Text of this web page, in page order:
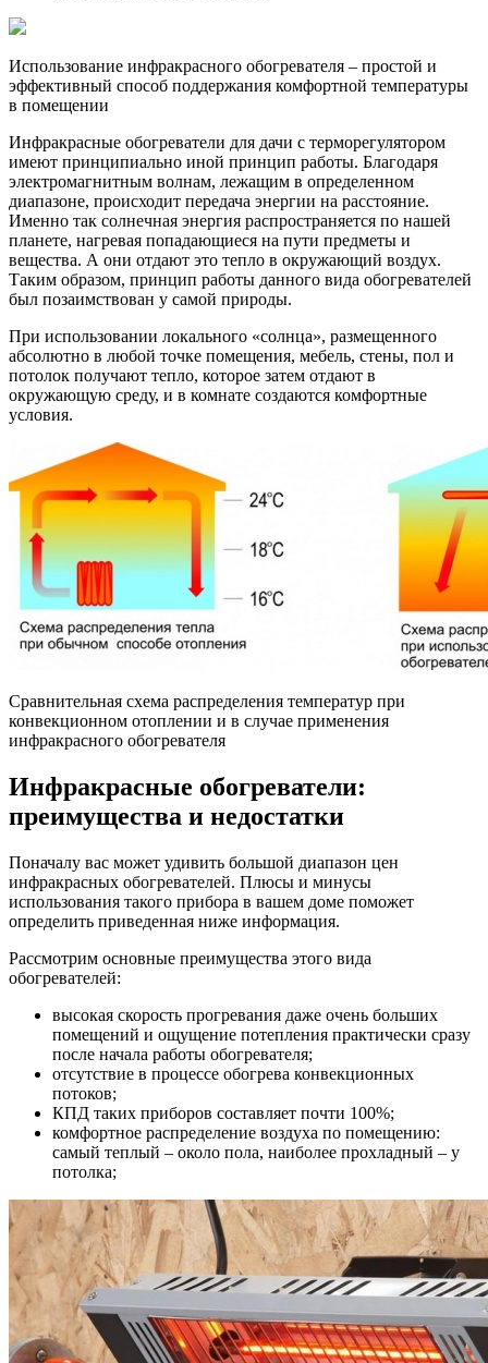
Использование инфракрасного обогревателя – простой и
эффективный способ поддержания комфортной температуры
в помещении
Инфракрасные обогреватели для дачи с терморегулятором
имеют принципиально иной принцип работы. Благодаря
электромагнитным волнам, лежащим в определенном
диапазоне, происходит передача энергии на расстояние.
Именно так солнечная энергия распространяется по нашей
планете, нагревая попадающиеся на пути предметы и
вещества. А они отдают это тепло в окружающий воздух.
Таким образом, принцип работы данного вида обогревателей
был позаимствован у самой природы.
При использовании локального «солнца», размещенного
абсолютно в любой точке помещения, мебель, стены, пол и
потолок получают тепло, которое затем отдают в
окружающую среду, и в комнате создаются комфортные
условия.
Сравнительная схема распределения температур при
конвекционном отоплении и в случае применения
инфракрасного обогревателя
Инфракрасные обогреватели:
преимущества и недостатки
Поначалу вас может удивить большой диапазон цен
инфракрасных обогревателей. Плюсы и минусы
использования такого прибора в вашем доме поможет
определить приведенная ниже информация.
Рассмотрим основные преимущества этого вида
обогревателей:
высокая скорость прогревания даже очень больших
помещений и ощущение потепления практически сразу
после начала работы обогревателя;
отсутствие в процессе обогрева конвекционных
потоков;
КПД таких приборов составляет почти 100%;
комфортное распределение воздуха по помещению:
самый теплый – около пола, наиболее прохладный – у
потолка;